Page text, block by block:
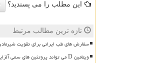
این مطلب را می پسندید؟
تازه ترین مطالب مرتبط
سفارش های طب ایرانی برای تقویت
ویتامین D می تواند پروتئین های سمی آلزایمر را کم کند